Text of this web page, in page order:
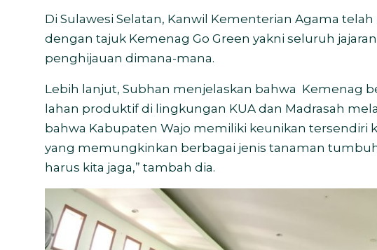
Di Sulawesi Selatan, Kanwil Kementerian Agama
dengan tajuk Kemenag Go Green yakni seluruh
penghijauan dimana-mana.
Lebih lanjut, Subhan menjelaskan bahwa Kemenag
lahan produktif di lingkungan KUA dan Madrasah
bahwa Kabupaten Wajo memiliki keunikan tersendiri
yang memungkinkan berbagai jenis tanaman
harus kita jaga,” tambah dia.